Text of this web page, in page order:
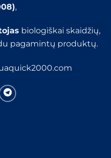
,
biologiškai skaidžių,
pagamintų produktų.